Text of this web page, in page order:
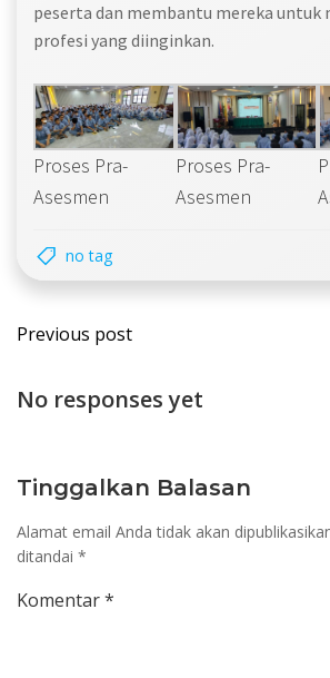
peserta dan membantu mereka untuk
profesi yang diinginkan.
Proses Pra-
Asesmen
Proses Pra-
Asesmen
no tag
Post
navigation
Previous post
No responses yet
Tinggalkan Balasan
Alamat email Anda tidak akan
ditandai *
Komentar*